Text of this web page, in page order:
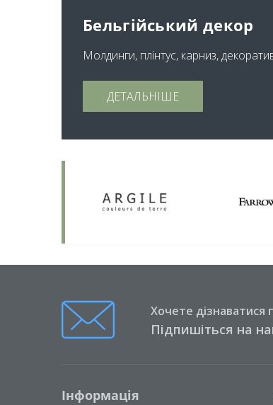
Бельгійський декор
Молдинги, плінтус, карниз,
ДЕТАЛЬНІШЕ
Хочете дізнаватися
Підпишіться на
Інформація